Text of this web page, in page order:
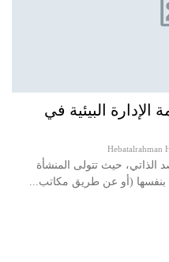
الإدارة البيئية في
حيث تتولى المنشأة
بنفسها (أو عن طريق مكاتب...